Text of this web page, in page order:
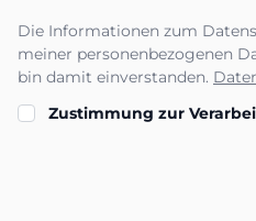
Die Informationen zum
meiner personenbezogenen
bin damit einverstanden.
Zustimmung zur